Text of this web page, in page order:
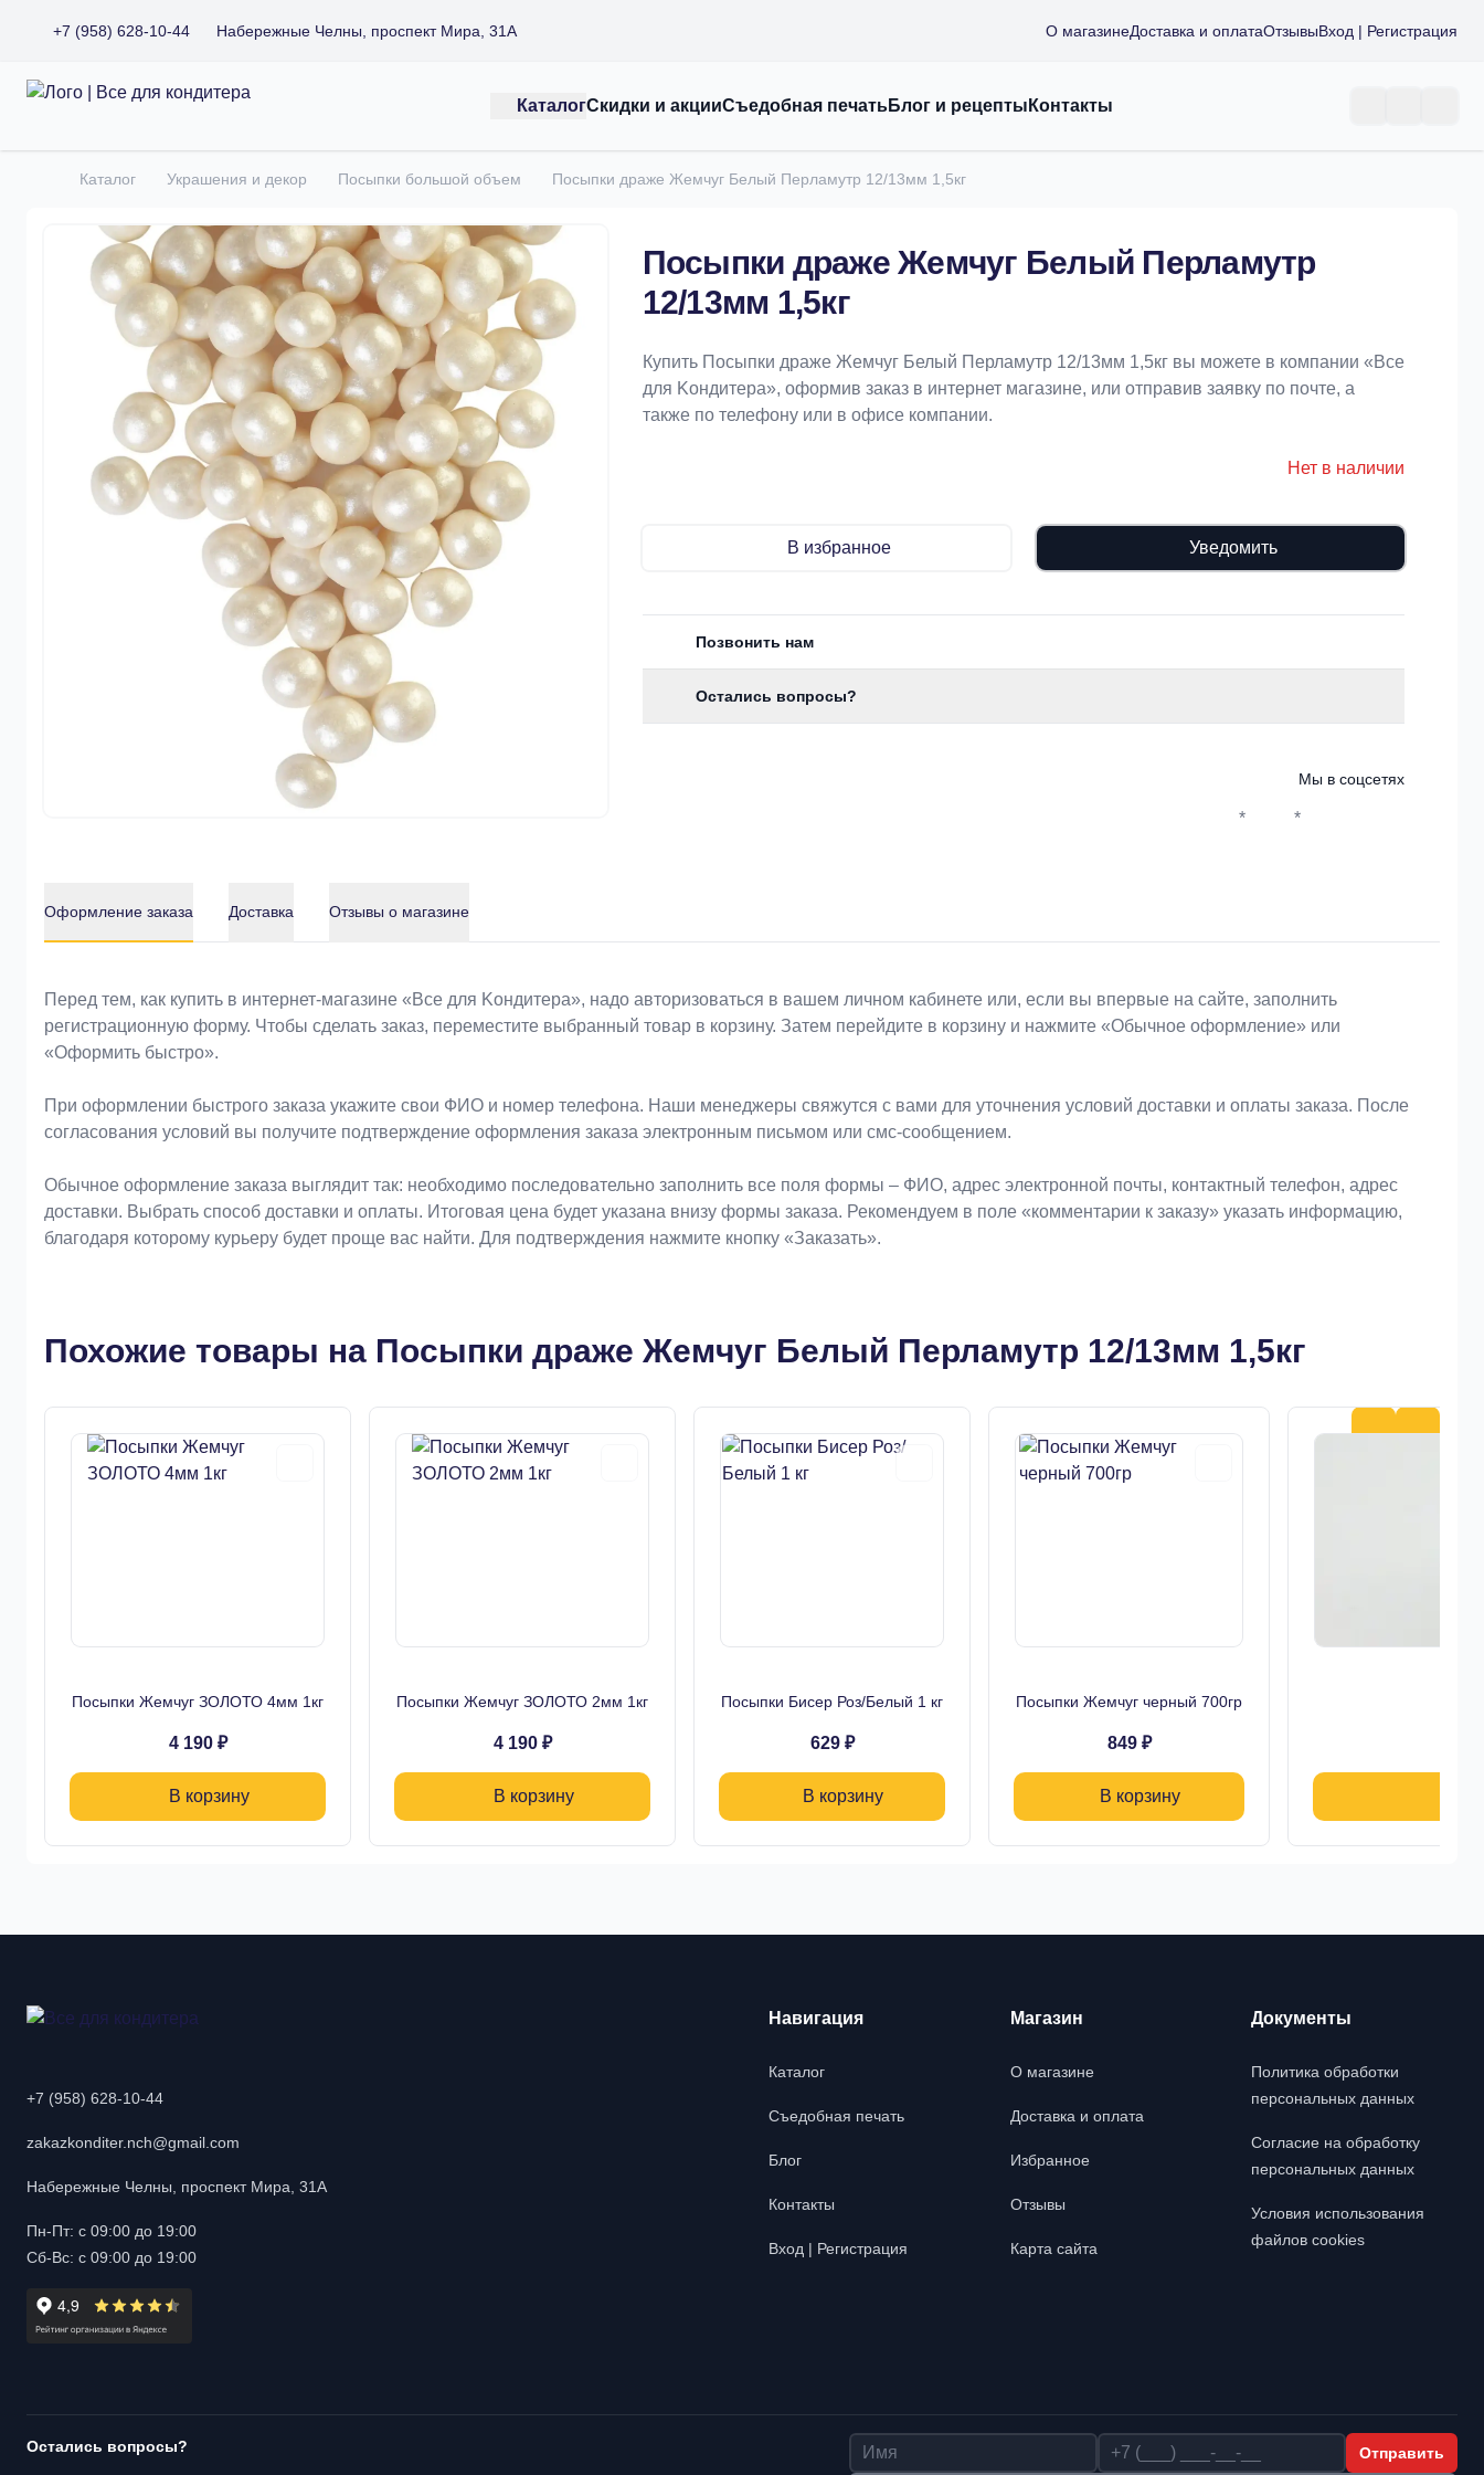
+7 (958) 628-10-44 Набережные Челны, проспект Мира, 31А О магазинеДоставка и оплатаОтзывыВход | Регистрация
Все для кондитера
КаталогСкидки и акцииСъедобная печатьБлог и рецепты Контакты
Главная
Каталог Украшения и декор Посыпки большой объем Посыпки драже Жемчуг Белый Перламутр 12/13мм 1,5кг
Посыпки драже Жемчуг Белый Перламутр
12/13мм 1,5кг
Купить Посыпки драже Жемчуг Белый Перламутр 12/13мм 1,5кг вы можете в компании «Bce
для Koндитeрa», оформив заказ в интернет магазине, или отправив заявку по почте, а
также по телефону или в офисе компании.
Нет в наличии
В избранное Уведомить
Позвонить нам
Остались вопросы?
Мы в соцсетях
* *
Оформление заказа Доставка Отзывы о магазине
Оформление заказа
Перед тем, как купить в интернет-магазине «Bce для Koндитeрa», надо авторизоваться в вашем личном кабинете или, если вы впервые на сайте, заполнить
регистрационную форму. Чтобы сделать заказ, переместите выбранный товар в корзину. Затем перейдите в корзину и нажмите «Обычное оформление» или
«Оформить быстро».
При оформлении быстрого заказа укажите свои ФИО и номер телефона. Наши менеджеры свяжутся с вами для уточнения условий доставки и оплаты заказа. После
согласования условий вы получите подтверждение оформления заказа электронным письмом или смс-сообщением.
Обычное оформление заказа выглядит так: необходимо последовательно заполнить все поля формы – ФИО, адрес электронной почты, контактный телефон, адрес
доставки. Выбрать способ доставки и оплаты. Итоговая цена будет указана внизу формы заказа. Рекомендуем в поле «комментарии к заказу» указать информацию,
благодаря которому курьеру будет проще вас найти. Для подтверждения нажмите кнопку «Заказать».
Похожие товары на Посыпки драже Жемчуг Белый Перламутр 12/13мм 1,5кг
Посыпки Жемчуг ЗОЛОТО 4мм 1кг
4 190 ₽
В корзину
Посыпки Жемчуг ЗОЛОТО 2мм 1кг
4 190 ₽
В корзину
Посыпки Бисер Роз/Белый 1 кг
629 ₽
В корзину
Посыпки Жемчуг черный 700гр
849 ₽
В корзину
+7 (958) 628-10-44
zakazkonditer.nch@gmail.com
Набережные Челны, проспект Мира, 31А
Пн-Пт: с 09:00 до 19:00
Сб-Вс: с 09:00 до 19:00
Навигация
Каталог
Съедобная печать
Блог
Контакты
Вход | Регистрация
Магазин
О магазине
Доставка и оплата
Избранное
Отзывы
Карта сайта
Документы
Политика обработки
персональных данных
Согласие на обработку
персональных данных
Условия использования
файлов cookies
Остались вопросы?
Имя Телефон Отправить